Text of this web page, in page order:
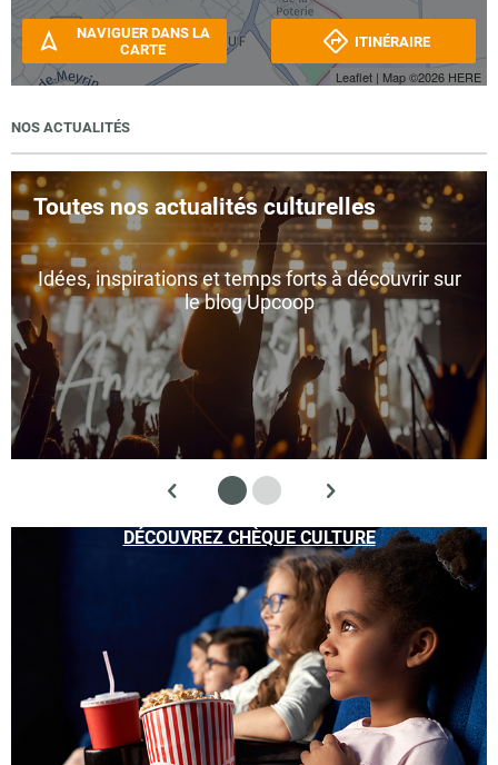
Leaflet | Map ©2026 HERE
NAVIGUER DANS LA
CARTE
ITINÉRAIRE
NOS ACTUALITÉS
Toutes nos actualités culturelles
Idées, inspirations et temps forts à découvrir sur
le blog Upcoop
DÉCOUVREZ CHÈQUE CULTURE